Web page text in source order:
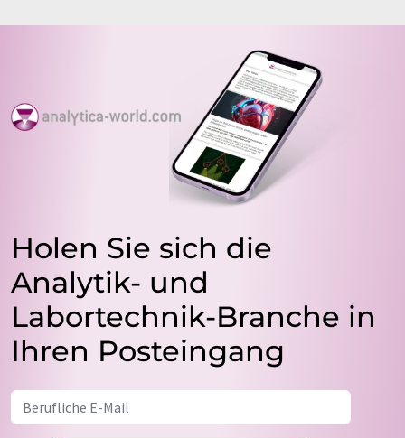
Holen Sie sich die
Analytik- und
Labortechnik-Branche in
Ihren Posteingang